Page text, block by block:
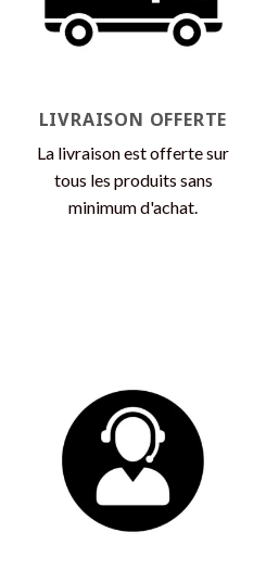
sur
produit
LIVRAISON OFFERTE
La livraison est offerte sur
tous les produits sans
minimum d'achat.